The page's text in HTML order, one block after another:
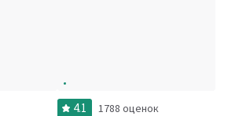
4.1 1788 оценок